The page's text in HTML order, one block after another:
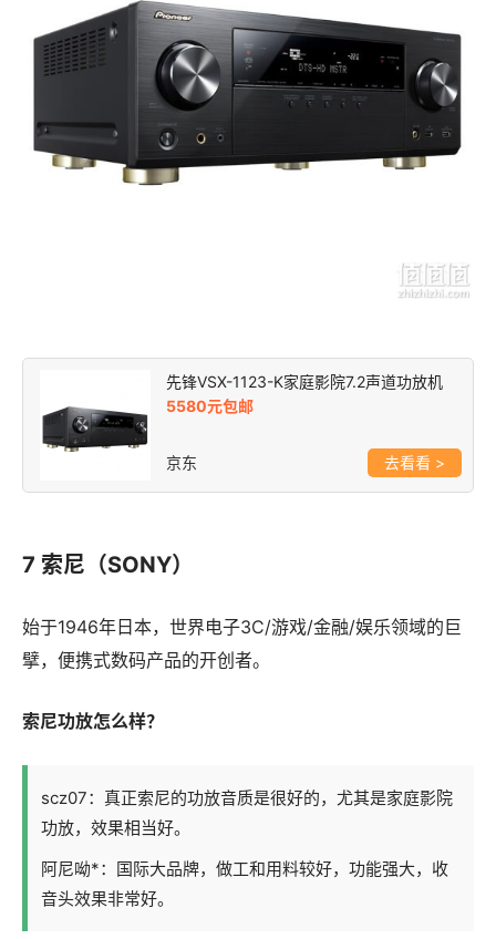
先锋VSX-1123-K家庭影院7.2声道功放机
5580元包邮
京东 >
7 索尼（SONY）
始于1946年日本，世界电子3C/游戏/金融/娱乐领域的巨
擘，便携式数码产品的开创者。
索尼功放怎么样？
scz07：真正索尼的功放音质是很好的，尤其是家庭影院
功放，效果相当好。
阿尼呦*：国际大品牌，做工和用料较好，功能强大，收
音头效果非常好。